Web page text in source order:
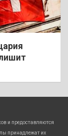
и предоставляются
принадлежат их